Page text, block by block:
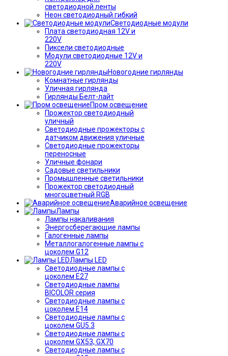
светодиодной ленты
Неон светодиодный гибкий
Светодиодные модули
Плата светодиодная 12V и
220V
Пиксели светодиодные
Модули светодиодные 12V и
220V
Новогодние гирлянды
Комнатные гирлянды
Уличная гирлянда
Гирлянды Белт-лайт
Пром освещение
Прожектор светодиодный
уличный
Светодиодные прожекторы с
датчиком движения уличные
Светодиодные прожекторы
переносные
Уличные фонари
Садовые светильники
Промышленные светильники
Прожектор светодиодный
многоцветный RGB
Аварийное освещение
Лампы
Лампы накаливания
Энергосберегающие лампы
Галогенные лампы
Металлогалогенные лампы с
цоколем G12
Лампы LED
Светодиодные лампы с
цоколем E27
Светодиодные лампы
BICOLOR серия
Светодиодные лампы с
цоколем E14
Светодиодные лампы с
цоколем GU5.3
Светодиодные лампы с
цоколем GX53, GX70
Светодиодные лампы с